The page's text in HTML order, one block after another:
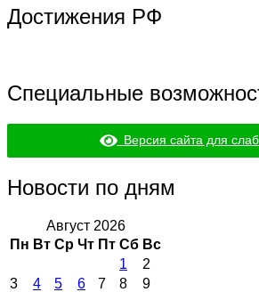
Достижения РФ
Специальные
Версия сайта для
Новости по дням
Август 2026
Пн Вт Ср Чт Пт Сб Вс
1
2
3
4 5 6 7 8
9